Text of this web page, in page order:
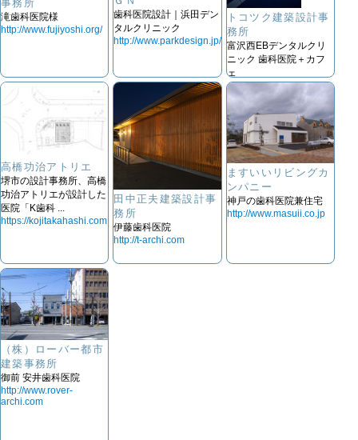
事務所
滝歯科医院様
http://www.fujiyoshi.org/
歯科医院設計｜浜田デン
タルクリニック
http://www.parkdesign.jp/
トコツク建築設計事
務所
富沢西EBデンタルクリ
ニック 歯科医院＋カフ
ェ
http://tokotuku.jp
高橋功治アトリエ
堺市の設計事務所、高橋
功治アトリエが設計した
医院「K歯科 ...
https://kojitakahashi.com
田中正夫建築設計事
務所
伊藤歯科医院
http://t-archi.com
ますいいリビングカ
ンパニー
神戸の歯科医院兼住宅
http://www.masuii.co.jp
（株）ローバー都市
建築事務所
御前 安井歯科医院
http://www.rover-
archi.com